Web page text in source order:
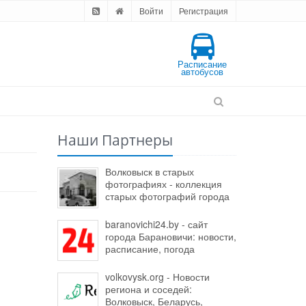
Войти Регистрация
Расписание
автобусов
Наши Партнеры
Волковыск в старых
фотографиях - коллекция
старых фотографий города
baranovichi24.by - сайт
города Барановичи: новости,
расписание, погода
volkovysk.org - Новости
региона и соседей:
Волковыск, Беларусь,